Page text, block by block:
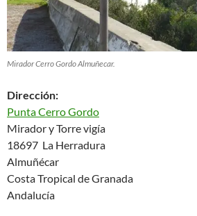
Mirador Cerro Gordo Almuñecar.
Dirección:
Punta Cerro Gordo
Mirador y Torre vigía
18697 La Herradura
Almuñécar
Costa Tropical de Granada
Andalucía